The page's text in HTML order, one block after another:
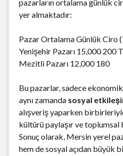
pazarların ortalama günlük
yer almaktadır:
Pazar Ortalama Günlük Ciro
Yenişehir Pazarı 15,000 200
Mezitli Pazarı 12,000 180
Bu pazarlar, sadece
aynı zamanda sosyal
alışveriş yaparken
kültürü paylaşır ve toplumsal
Sonuç olarak, Mersin yerel
hem de sosyal açıdan büyük